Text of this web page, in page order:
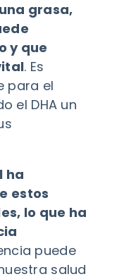
grasa,
y que
. Es
para el
el DHA un
ha
estos
lo que ha
puede
salud